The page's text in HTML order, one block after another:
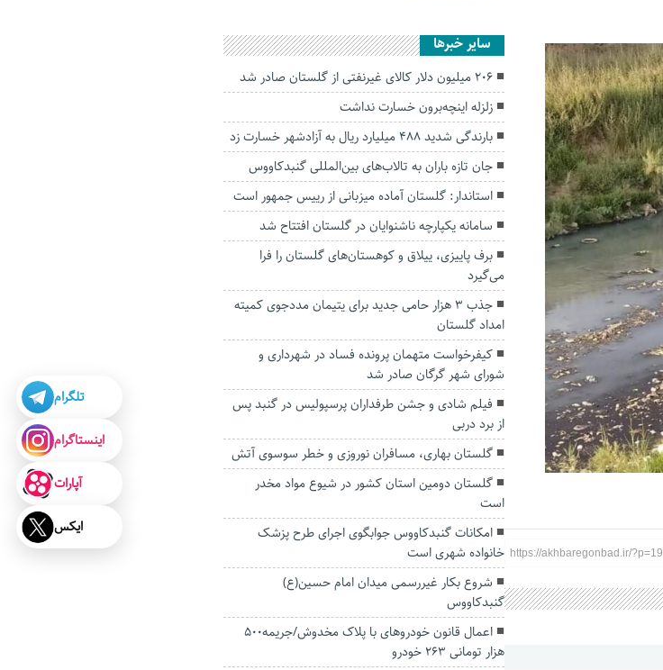
https://akhbaregonbad.ir/
سایر خبرها
۲۰۶ میلیون دلار کالای غیرنفتی از گلستان صادر شد
زلزله اینچه‌برون خسارت نداشت
بارندگی شدید ۴۸۸ میلیارد ریال به آزادشهر خسارت زد
جان تازه باران به تالاب‌های بین‌المللی گنبدکاووس
استاندار: گلستان آماده میزبانی از رییس جمهور است
سامانه یکپارچه ناشنوایان در گلستان افتتاح شد
برف پاییزی، ییلاق و کوهستان‌های گلستان را فرا
می‌گیرد
جذب ۳ هزار حامی جدید برای یتیمان مددجوی کمیته
امداد گلستان
کیفرخواست متهمان پرونده فساد در شهرداری و
شورای شهر گرگان صادر شد
فیلم شادی و جشن طرفداران پرسپولیس در گنبد پس
از برد دربی
گلستان بهاری، مسافران نوروزی و خطر سوسوی آتش
گلستان دومین استان کشور در شیوع مواد مخدر
است
امکانات گنبدکاووس جوابگوی اجرای طرح پزشک
خانواده شهری است
شروع بکار غیررسمی میدان امام حسین(ع)
گنبدکاووس
اعمال قانون خودروهای با پلاک مخدوش/جریمه۵۰۰
هزار تومانی ۲۶۳ خودرو
تلگرام
اینستاگرام
آپارات
ایکس